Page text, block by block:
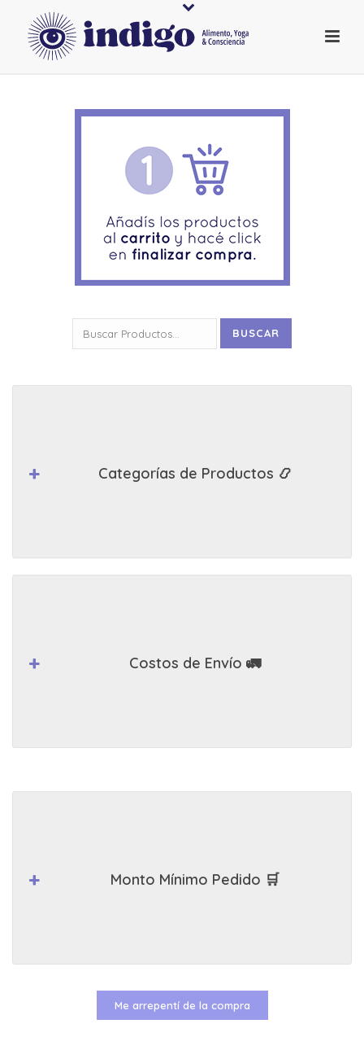
por:
BUSCAR
Categorías de Productos 📿
Costos de Envío 🚛
Monto Mínimo Pedido 🛒
Me arrepentí de la compra